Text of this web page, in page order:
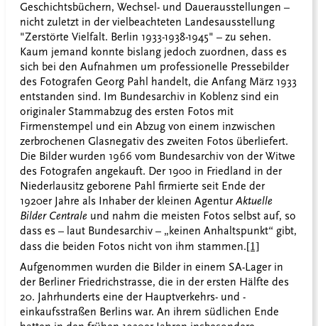
Geschichtsbüchern, Wechsel- und Dauerausstellungen –
nicht zuletzt in der vielbeachteten Landesausstellung
"Zerstörte Vielfalt. Berlin 1933-1938-1945" – zu sehen.
Kaum jemand konnte bislang jedoch zuordnen, dass es
sich bei den Aufnahmen um professionelle Pressebilder
des Fotografen Georg Pahl handelt, die Anfang März 1933
entstanden sind. Im Bundesarchiv in Koblenz sind ein
originaler Stammabzug des ersten Fotos mit
Firmenstempel und ein Abzug von einem inzwischen
zerbrochenen Glasnegativ des zweiten Fotos überliefert.
Die Bilder wurden 1966 vom Bundesarchiv von der Witwe
des Fotografen angekauft. Der 1900 in Friedland in der
Niederlausitz geborene Pahl firmierte seit Ende der
1920er Jahre als Inhaber der kleinen AgenturAktuelle
Bilder Centrale und nahm die meisten Fotos selbst auf, so
dass es – laut Bundesarchiv – „keinen Anhaltspunkt“ gibt,
dass die beiden Fotos nicht von ihm stammen.[1]
Aufgenommen wurden die Bilder in einem SA-Lager in
der Berliner Friedrichstrasse, die in der ersten Hälfte des
20. Jahrhunderts eine der Hauptverkehrs- und -
einkaufsstraßen Berlins war. An ihrem südlichen Ende